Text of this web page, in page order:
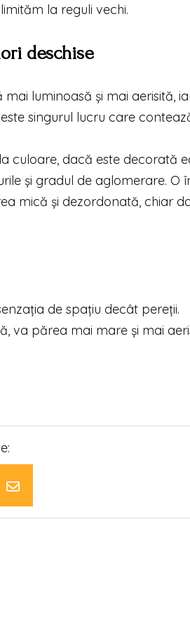
la reguli vechi.
deschise
luminoasă și mai aerisită,
singurul lucru care
culoare, dacă este decorată
și gradul de aglomerare. O
mică și dezordonată, chiar
de spațiu decât pereții.
va părea mai mare și mai